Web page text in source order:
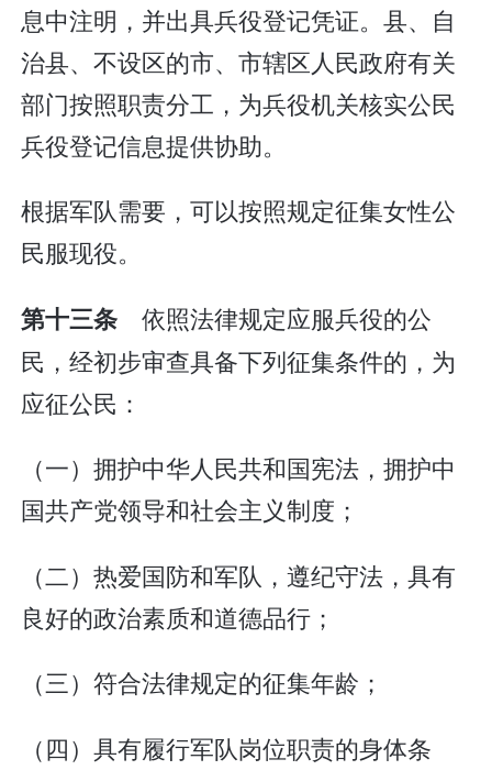
息中注明，并出具兵役登记凭证。县、自
治县、不设区的市、市辖区人民政府有关
部门按照职责分工，为兵役机关核实公民
兵役登记信息提供协助。
根据军队需要，可以按照规定征集女性公
民服现役。
第十三条 依照法律规定应服兵役的公
民，经初步审查具备下列征集条件的，为
应征公民：
（一）拥护中华人民共和国宪法，拥护中
国共产党领导和社会主义制度；
（二）热爱国防和军队，遵纪守法，具有
良好的政治素质和道德品行；
（三）符合法律规定的征集年龄；
（四）具有履行军队岗位职责的身体条